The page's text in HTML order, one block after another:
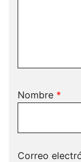
Nombre *
Correo